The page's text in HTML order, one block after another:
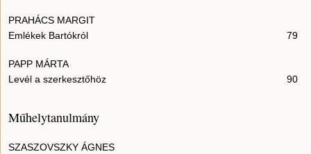
PRAHÁCS MARGIT
Emlékek Bartókról
79
PAPP MÁRTA
Levél a szerkesztőhöz
90
Műhelytanulmány
SZASZOVSZKY ÁGNES